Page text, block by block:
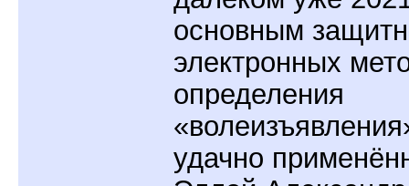
основным
электронных
определения
удачно